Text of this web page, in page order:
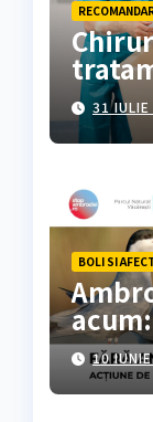
31
BOLI SI
în10